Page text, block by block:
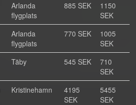
Arlanda
flygplats
885 SEK
1150
SEK
Arlanda
flygplats
770 SEK
1005
SEK
Täby 545 SEK
710
SEK
Kristinehamn
4195
SEK
5455
SEK